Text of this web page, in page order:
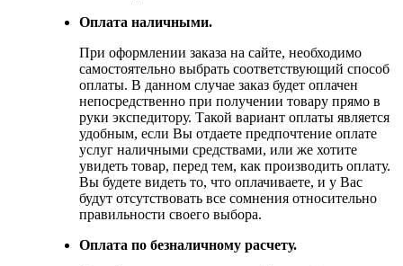
Оплата наличными.
При оформлении заказа на сайте, необходимо
самостоятельно выбрать соответствующий способ
оплаты. В данном случае заказ будет оплачен
непосредственно при получении товару прямо в
руки экспедитору. Такой вариант оплаты является
удобным, если Вы отдаете предпочтение оплате
услуг наличными средствами, или же хотите
увидеть товар, перед тем, как производить оплату.
Вы будете видеть то, что оплачиваете, и у Вас
будут отсутствовать все сомнения относительно
правильности своего выбора.
Оплата по безналичному расчету.